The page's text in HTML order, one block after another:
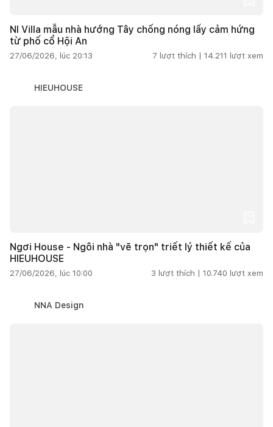
NI Villa mẫu nhà hướng Tây chống nóng lấy cảm hứng
từ phố cổ Hội An
27/06/2026, lúc 20:13 7 lượt thích | 14.211 lượt xem
HIEUHOUSE
Ngơi House - Ngôi nhà "vẽ trọn" triết lý thiết kế của
HIEUHOUSE
27/06/2026, lúc 10:00 3 lượt thích | 10.740 lượt xem
NNA Design